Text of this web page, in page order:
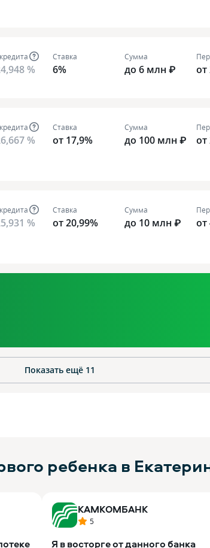
%
Ставка
6%
Сумма
до 6 млн ₽ от
%
Ставка
от 17,9%
Сумма
до 100 млн ₽ от
%
Ставка
от 20,99%
Сумма
до 10 млн ₽ от
Показать ещё 11
ребенка в
КАМКОМБАНК
5
Я в восторге от данного банка